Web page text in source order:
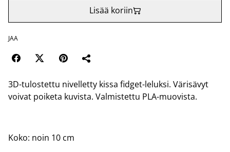
Lisää koriin
JAA
3D-tulostettu nivelletty kissa fidget-leluksi. Värisävyt
voivat poiketa kuvista. Valmistettu PLA-muovista.
Koko: noin 10 cm